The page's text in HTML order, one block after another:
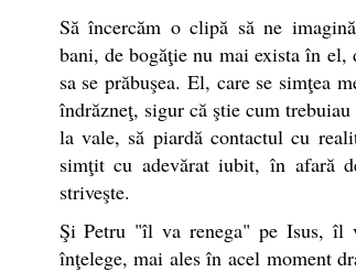
Să încercăm o clipă să ne
bani, de bogăţie nu mai exista în el,
sa se prăbuşea. El, care se simţea
îndrăzneţ, sigur că ştie cum
la vale, să piardă contactul cu
simţit cu adevărat iubit, în afară
striveşte.
Şi Petru "îl va renega" pe Isus, îl
înţelege, mai ales în acel moment